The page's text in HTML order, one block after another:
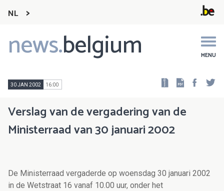
NL
news.belgium MENU
Main
navigation
30 JAN 2002 16:00
Verslag van de vergadering van de
Ministerraad van 30 januari 2002
De Ministerraad vergaderde op woensdag 30 januari 2002
in de Wetstraat 16 vanaf 10.00 uur, onder het